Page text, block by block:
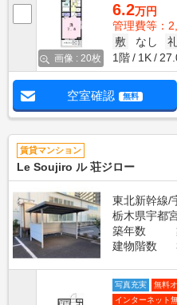
画像 : 20枚
6.2万円
管理費等：
敷
なし
1階
1K
空室確認 無料
賃貸マンション
Le Soujiro ル 荘ジロー
東北新幹線/
栃木県宇都
築年数
建物階数
写真充実
無料
インターネット